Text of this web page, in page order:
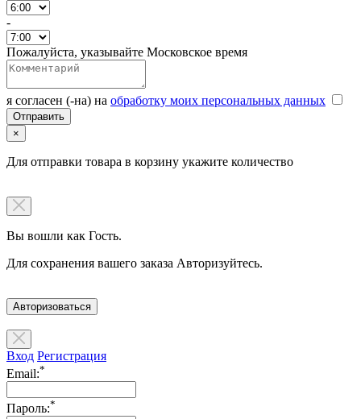
-
Пожалуйста, указывайте Московское время
я согласен (-на) на обработку моих персональных данных
×
Для отправки товара в корзину укажите количество
Вы вошли как Гость.
Для сохранения вашего заказа Авторизуйтесь.
Авторизоваться
Вход Регистрация
Email:*
Пароль:*